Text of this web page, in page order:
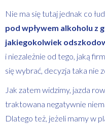
Nie ma się tutaj jednak co
pod wpływem alkoholu z
jakiegokolwiek
i niezależnie od tego, jaką
się wybrać, decyzja taka nie
Jak zatem widzimy, jazda
traktowana negatywnie
Dlatego też, jeżeli mamy w